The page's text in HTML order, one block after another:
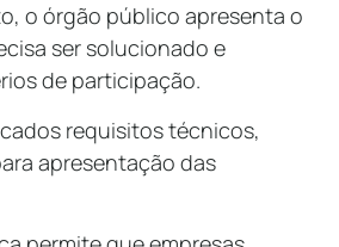
o órgão público apresenta o
ser solucionado e
de participação.
requisitos técnicos,
apresentação das